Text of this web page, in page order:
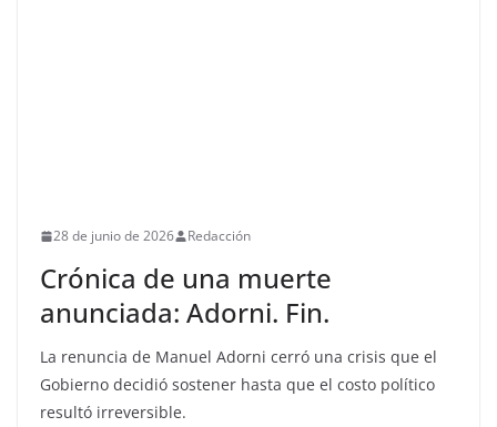
28 de junio de 2026 Redacción
Crónica de una muerte
anunciada: Adorni. Fin.
La renuncia de Manuel Adorni cerró una crisis que el
Gobierno decidió sostener hasta que el costo político
resultó irreversible.